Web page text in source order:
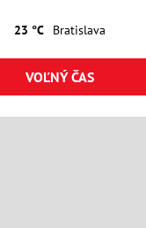
23 °C
VOĽNÝ ČAS